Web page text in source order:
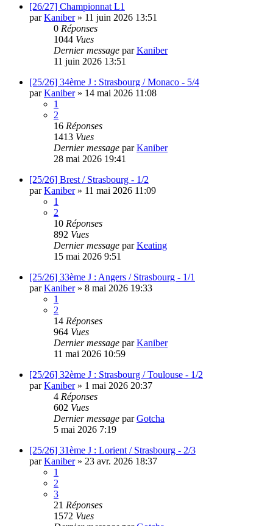
[26/27] Championnat L1
parKaniber» 11 juin 2026 13:51
0 Réponses
1044 Vues
Dernier message parKaniber
11 juin 2026 13:51
[25/26] 34ème J : Strasbourg / Monaco - 5/4
parKaniber» 14 mai 2026 11:08
1
2
16 Réponses
1413 Vues
Dernier message parKaniber
28 mai 2026 19:41
[25/26] Brest / Strasbourg - 1/2
parKaniber» 11 mai 2026 11:09
1
2
10 Réponses
892 Vues
Dernier message parKeating
15 mai 2026 9:51
[25/26] 33ème J : Angers / Strasbourg - 1/1
parKaniber» 8 mai 2026 19:33
1
2
14 Réponses
964 Vues
Dernier message parKaniber
11 mai 2026 10:59
[25/26] 32ème J : Strasbourg / Toulouse - 1/2
parKaniber» 1 mai 2026 20:37
4 Réponses
602 Vues
Dernier message parGotcha
5 mai 2026 7:19
[25/26] 31ème J : Lorient / Strasbourg - 2/3
parKaniber» 23 avr. 2026 18:37
1
2
3
21 Réponses
1572 Vues